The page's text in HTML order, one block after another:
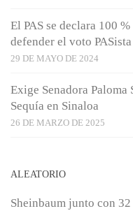
El PAS se declara 100
defender el voto
29 DE MAYO DE 2024
Exige Senadora Paloma
Sequía en Sinaloa
26 DE MARZO DE 2025
ALEATORIO
Sheinbaum junto con